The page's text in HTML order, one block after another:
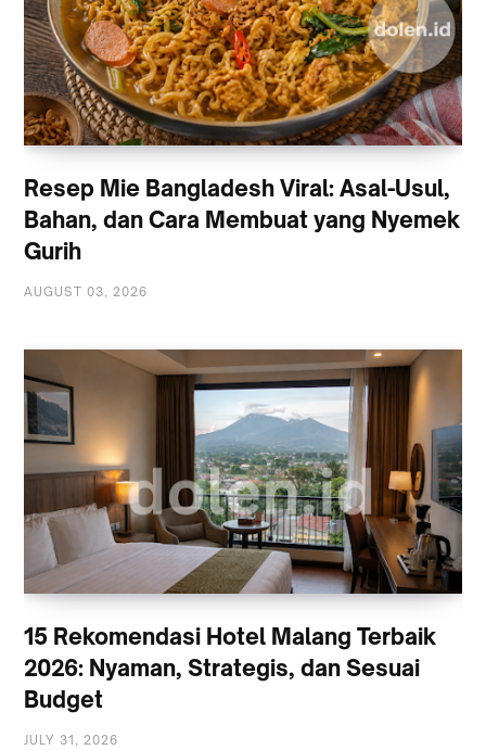
Resep Mie Bangladesh Viral: Asal-Usul,
Bahan, dan Cara Membuat yang Nyemek
Gurih
AUGUST 03, 2026
15 Rekomendasi Hotel Malang Terbaik
2026: Nyaman, Strategis, dan Sesuai
Budget
JULY 31, 2026